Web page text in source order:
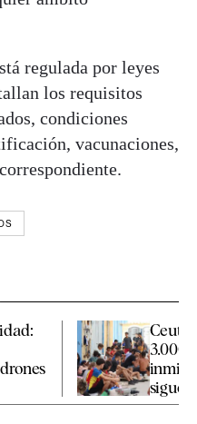
regulada por leyes
los requisitos
condiciones
vacunaciones,
Ceuta
3.000